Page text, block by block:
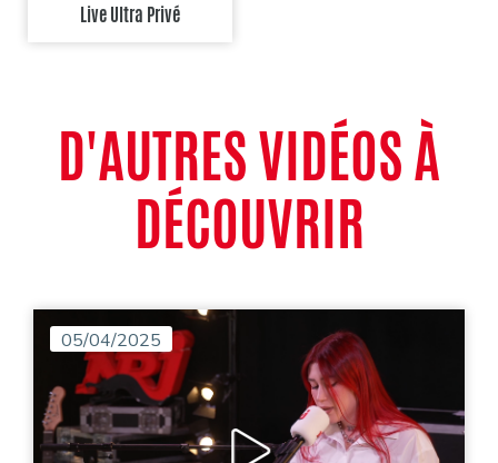
Live Ultra Privé
D'AUTRES VIDÉOS À
DÉCOUVRIR
05/04/2025